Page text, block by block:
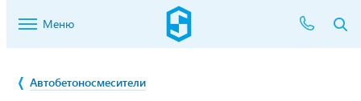
Меню
Автобетоносмесители